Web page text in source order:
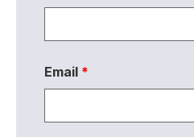
Email *